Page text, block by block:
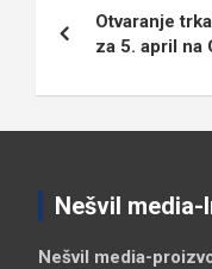
чланка
Otvaranje
za 5. april na
Nešvil media-
Nešvil media-